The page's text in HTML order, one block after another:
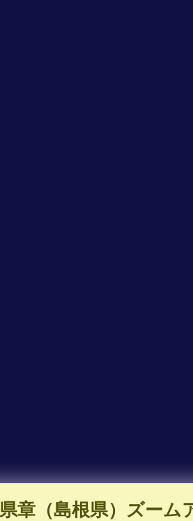
県章（島根県）ズーム